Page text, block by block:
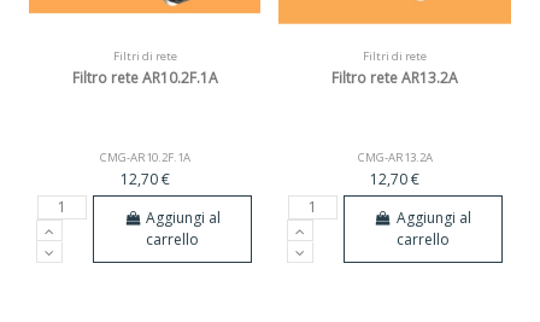
Filtri di rete
Filtro rete AR10.2F.1A
CMG-AR10.2F.1A
12,70 €
Aggiungi al
carrello
Filtri di rete
Filtro rete AR13.2A
CMG-AR13.2A
12,70 €
Aggiungi al
carrello